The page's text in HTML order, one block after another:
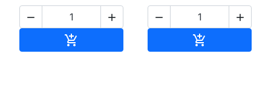
 

 
